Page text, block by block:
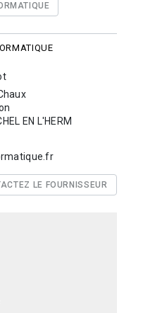
EN L'HERM
LE FOURNISSEUR